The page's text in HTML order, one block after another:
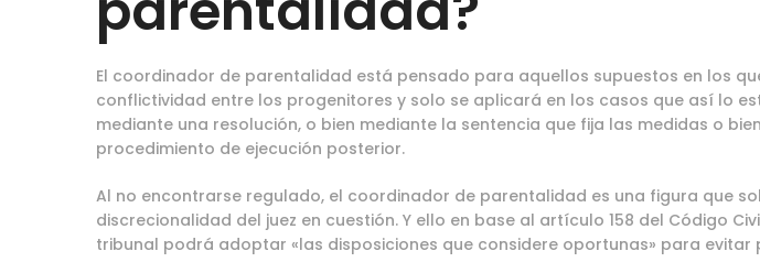
El coordinador de parentalidad está pensado para aquellos supuestos en los
conflictividad entre los progenitores y solo se aplicará en los casos que así lo
mediante una resolución, o bien mediante la sentencia que fija las medidas o
procedimiento de ejecución posterior.
Al no encontrarse regulado, el coordinador de parentalidad es una figura que
discrecionalidad del juez en cuestión. Y ello en base al artículo 158 del Código
tribunal podrá adoptar «las disposiciones que considere oportunas» para evitar